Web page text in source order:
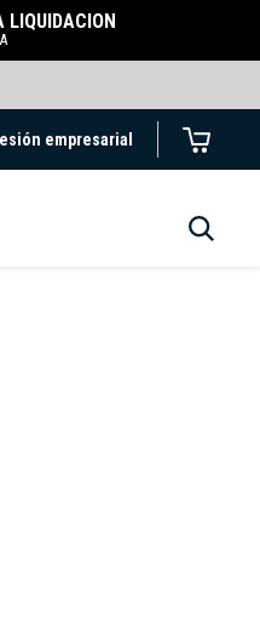
LIQUIDACIÓN
empresarial